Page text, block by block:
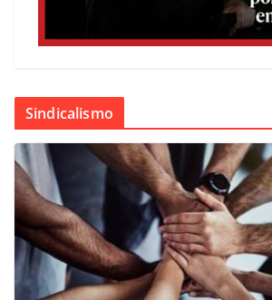
Sindicalismo